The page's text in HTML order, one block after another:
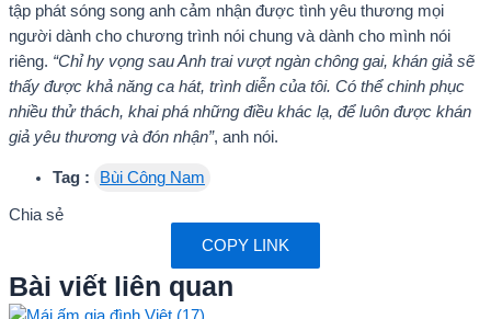
tập phát sóng song anh cảm nhận được tình yêu thương mọi
người dành cho chương trình nói chung và dành cho mình nói
riêng. “Chỉ hy vọng sau Anh trai vượt ngàn chông gai, khán giả sẽ
thấy được khả năng ca hát, trình diễn của tôi. Có thể chinh phục
nhiều thử thách, khai phá những điều khác lạ, để luôn được khán
giả yêu thương và đón nhận”, anh nói.
Tag : Bùi Công Nam
Chia sẻ
COPY LINK
Bài viết liên quan